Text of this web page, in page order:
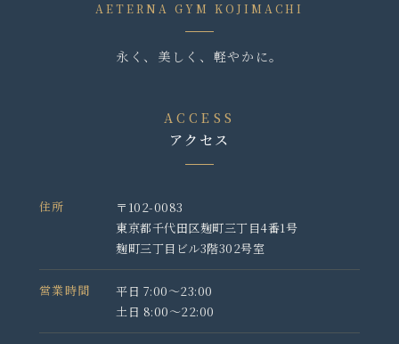
AETERNA GYM KOJIMACHI
永く、美しく、軽やかに。
ACCESS
アクセス
住所
〒102-0083
東京都千代田区麹町三丁目4番1号
麹町三丁目ビル3階302号室
営業時間
平日 7:00〜23:00
土日 8:00〜22:00